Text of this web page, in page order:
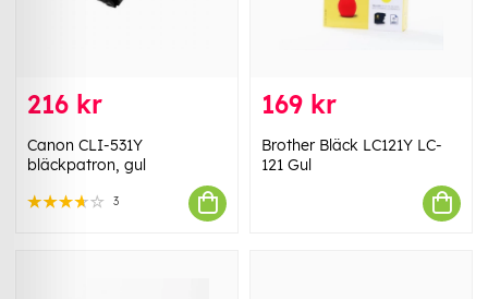
216 kr
Canon CLI-531Y
bläckpatron, gul
3
169 kr
Brother Bläck LC121Y LC-
121 Gul